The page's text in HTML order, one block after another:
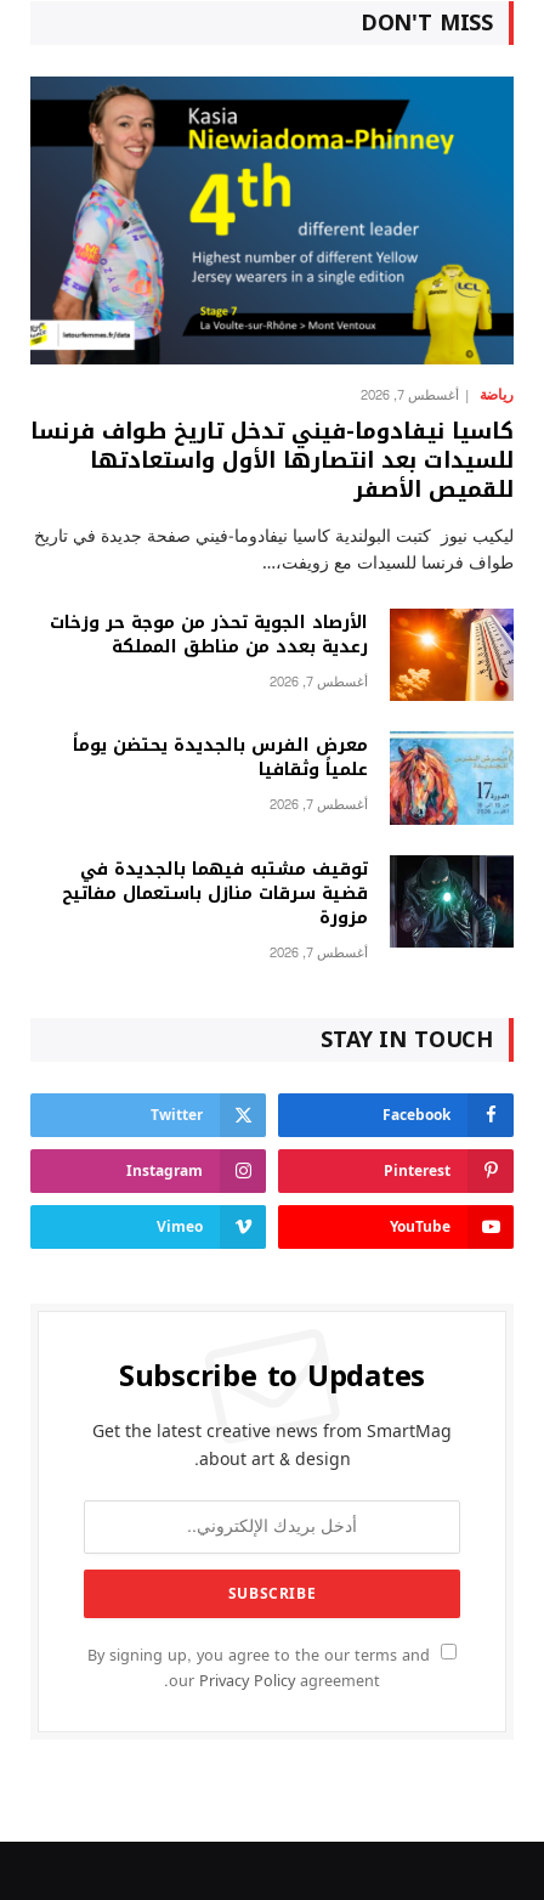
DON'T MISS
رياضة أغسطس 7, 2026
كاسيا نيفادوما-فيني تدخل تاريخ طواف فرنسا
للسيدات بعد انتصارها الأول واستعادتها
للقميص الأصفر
ليكيب نيوز كتبت البولندية كاسيا نيفادوما-فيني صفحة جديدة في تاريخ
طواف فرنسا للسيدات مع زويفت،…
الأرصاد الجوية تحذر من موجة حر وزخات
رعدية بعدد من مناطق المملكة
أغسطس 7, 2026
معرض الفرس بالجديدة يحتضن يوماً
علمياً وثقافيا
أغسطس 7, 2026
توقيف مشتبه فيهما بالجديدة في
قضية سرقات منازل باستعمال مفاتيح
مزورة
أغسطس 7, 2026
STAY IN TOUCH
Facebook
Twitter
Pinterest
Instagram
YouTube
Vimeo
Subscribe to Updates
Get the latest creative news from SmartMag
about art & design.
By signing up, you agree to the our terms and
our Privacy Policyagreement.